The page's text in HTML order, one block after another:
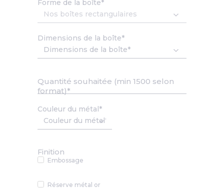
Forme de la boîte
Dimensions de la boîte
Quantité souhaitée (min 1500 selon
format)
Couleur du métal
Finition
Embossage
Réserve métal or